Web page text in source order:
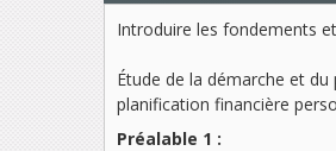
Introduire les fondements
Étude de la démarche et
planification financière
Préalable 1 :